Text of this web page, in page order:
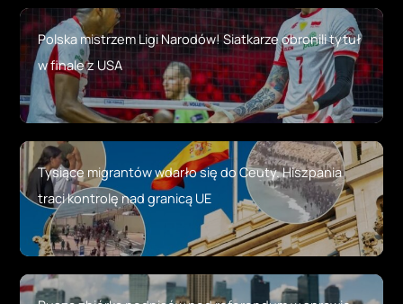
Polska mistrzem Ligi Narodów! Siatkarze obronili tytuł
w finale z USA
Tysiące migrantów wdarło się do Ceuty. Hiszpania
traci kontrolę nad granicą UE